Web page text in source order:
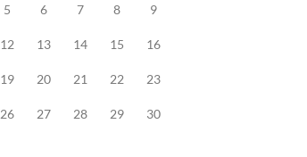
5 6 7 8 9
12 13 14 15 16
19 20 21 22 23
26 27 28 29 30